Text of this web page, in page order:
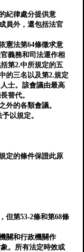
紀律處分提供意
員外，還包括法官
憲法第64條徵求意
義務和司法運作相
第2.中所規定的五
的三名以及第2.規定
士。該會議由最高
替代。
外的各類會議。
以規定。
定的條件保證此原
但第53-2條和第68條
關和行政機關作
。所有法定時效或